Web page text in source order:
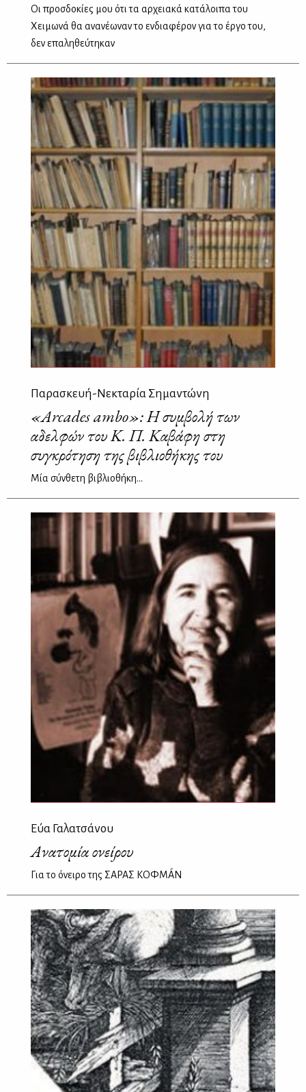
Οι προσδοκίες μου ότι τα αρχειακά κατάλοιπα του
Χειμωνά θα ανανέωναν το ενδιαφέρον για το έργο του,
δεν επαληθεύτηκαν
Παρασκευή-Νεκταρία Σημαντώνη
«Arcades ambo»: Η συμβολή των
αδελφών του Κ. Π. Καβάφη στη
συγκρότηση της βιβλιοθήκης του
Μία σύνθετη βιβλιοθήκη...
Εύα Γαλατσάνου
Ανατομία ονείρου
Για το όνειρο της ΣΑΡΑΣ ΚΟΦΜÁΝ